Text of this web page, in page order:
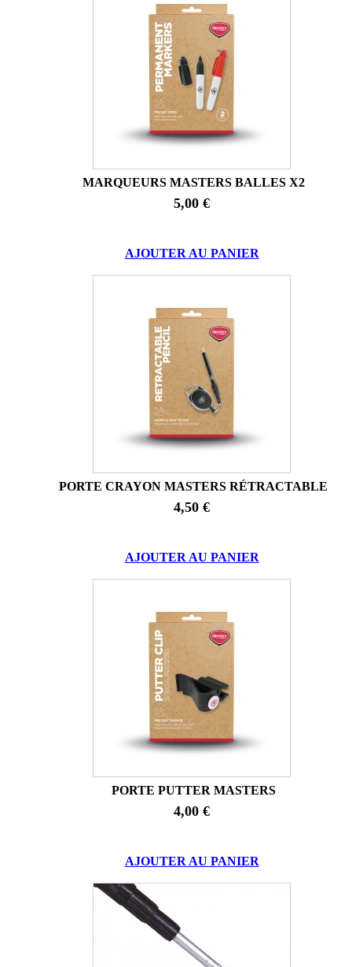
MARQUEURS MASTERS BALLES X2
5,00 €
AJOUTER AU PANIER
PORTE CRAYON MASTERS RÉTRACTABLE
4,50 €
AJOUTER AU PANIER
PORTE PUTTER MASTERS
4,00 €
AJOUTER AU PANIER